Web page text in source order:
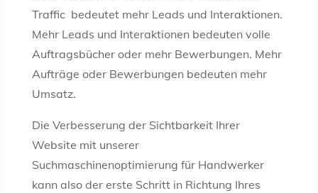
Traffic bedeutet mehr Leads und Interaktionen.
Mehr Leads und Interaktionen bedeuten volle
Auftragsbücher oder mehr Bewerbungen. Mehr
Aufträge oder Bewerbungen bedeuten mehr
Umsatz.
Die Verbesserung der Sichtbarkeit Ihrer
Website mit unserer
Suchmaschinenoptimierung für Handwerker
kann also der erste Schritt in Richtung Ihres